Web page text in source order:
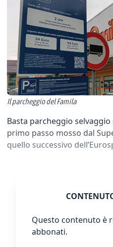
Il parcheggio del Famila
Basta parcheggio
primo passo mosso dal
quello successivo
Questo contenuto è
abbonati.